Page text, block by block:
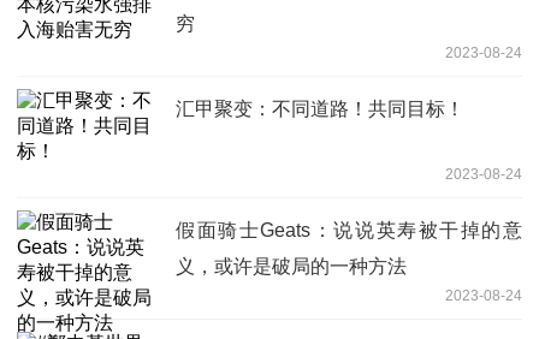
穷
2023-08-24
汇甲聚变：不同道路！共同目标！
2023-08-24
假面骑士Geats：说说英寿被干掉的意
义，或许是破局的一种方法
2023-08-24